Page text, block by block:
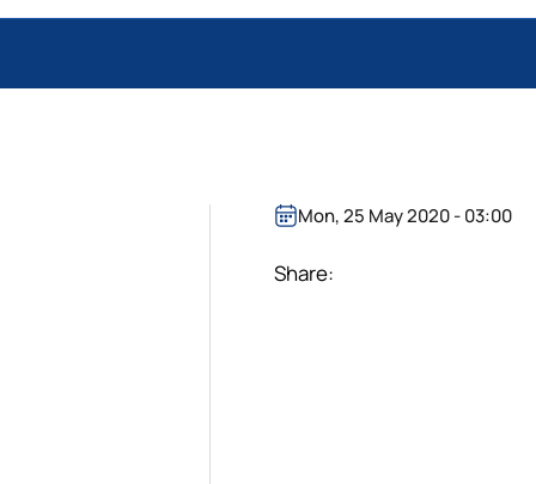
Mon, 25 May 2020 - 03:00
Share: